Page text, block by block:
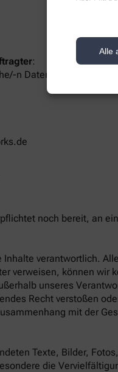
Alle
:
n
noch bereit, an
Inhalte verantwortlich.
verweisen, können wir
unseres
Recht verstoßen
mit der
Texte, Bilder,
die